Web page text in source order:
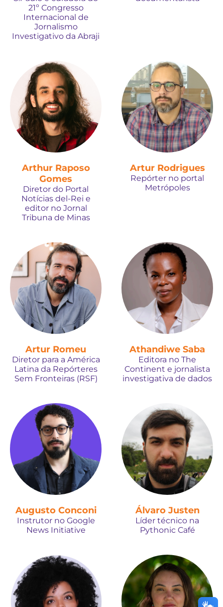
21º Congresso
Internacional de
Jornalismo
Investigativo da Abraji
Arthur Raposo
Gomes
Diretor do Portal
Notícias del-Rei e
editor no Jornal
Tribuna de Minas
Artur Rodrigues
Repórter no portal
Metrópoles
Artur Romeu
Diretor para a América
Latina da Repórteres
Sem Fronteiras (RSF)
Athandiwe Saba
Editora no The
Continent e jornalista
investigativa de dados
Augusto Conconi
Instrutor no Google
News Initiative
Álvaro Justen
Líder técnico na
Pythonic Café